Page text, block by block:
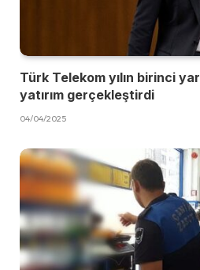
Türk Telekom yılın birinci
yatırım gerçekleştirdi
04/04/2025